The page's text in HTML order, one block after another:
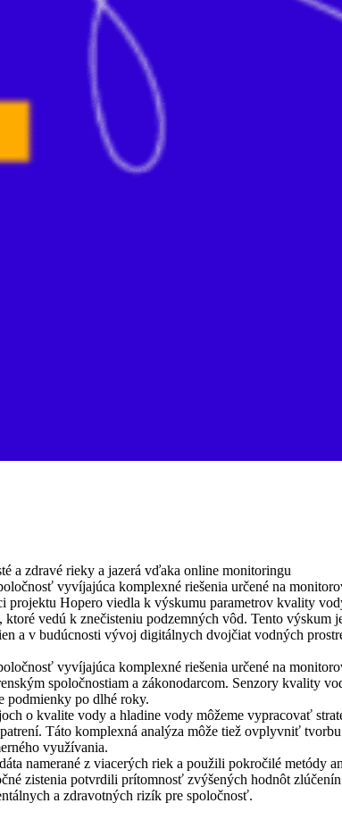
zdravé rieky a jazerá vďaka online monitoringu
vyvíjajúca komplexné riešenia určené na
projektu Hopero viedla k výskumu parametrov kvality
vedú k znečisteniu podzemných vôd. Tento
a v budúcnosti vývoj digitálnych dvojčiat vodných
vyvíjajúca komplexné riešenia určené na
spoločnostiam a zákonodarcom. Senzory
podmienky po dlhé roky.
o kvalite vody a hladine vody môžeme vypracovať
Táto komplexná analýza môže tiež ovplyvniť
využívania.
namerané z viacerých riek a použili pokročilé metódy
zistenia potvrdili prítomnosť zvýšených hodnôt
a zdravotných rizík pre spoločnosť.